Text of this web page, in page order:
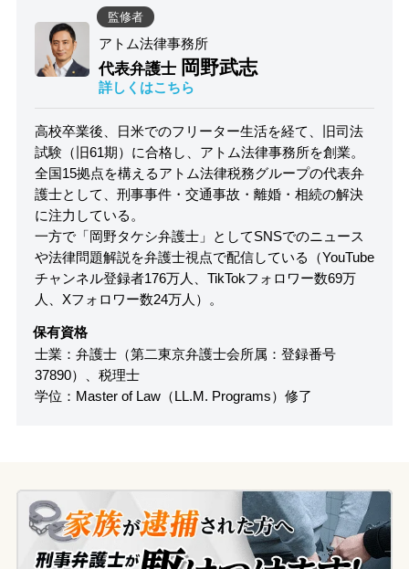
監修者
アトム法律事務所
代表弁護士 岡野武志
詳しくはこちら
高校卒業後、日米でのフリーター生活を経て、旧司法
試験（旧61期）に合格し、アトム法律事務所を創業。
全国15拠点を構えるアトム法律税務グループの代表弁
護士として、刑事事件・交通事故・離婚・相続の解決
に注力している。
一方で「岡野タケシ弁護士」としてSNSでのニュース
や法律問題解説を弁護士視点で配信している（YouTube
チャンネル登録者176万人、TikTokフォロワー数69万
人、Xフォロワー数24万人）。
保有資格
士業：弁護士（第二東京弁護士会所属：登録番号
37890）、税理士
学位：Master of Law（LL.M. Programs）修了